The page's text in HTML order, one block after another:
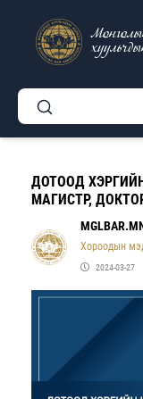
ДОТООД
МАГИСТР,
Хороодын
2024-03-27